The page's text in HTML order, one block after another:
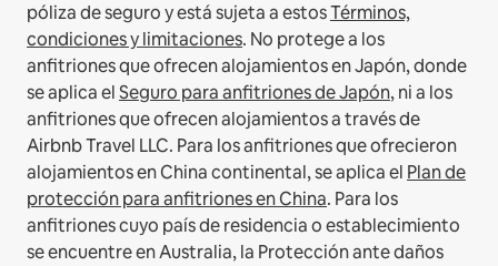
póliza de seguro y está sujeta a estosTérminos,
condiciones y limitaciones. No protege a los
anfitriones que ofrecen alojamientos en Japón, donde
se aplica elSeguro para anfitriones de Japón, ni a los
anfitriones que ofrecen alojamientos a través de
Airbnb Travel LLC. Para los anfitriones que ofrecieron
alojamientos en China continental, se aplica el Plan de
protección para anfitriones en China. Para los
anfitriones cuyo país de residencia o establecimiento
se encuentre en Australia, la Protección ante daños